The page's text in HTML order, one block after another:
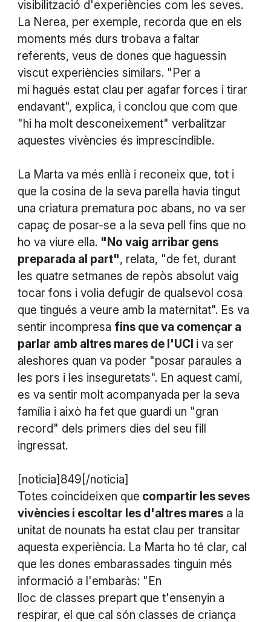
visibilització d'experiències com les seves.
La Nerea, per exemple, recorda que en els
moments més durs trobava a faltar
referents, veus de dones que haguessin
viscut experiències similars. "Per a
mi hagués estat clau per agafar forces i tirar
endavant", explica, i conclou que com que
"hi ha molt desconeixement" verbalitzar
aquestes vivències és imprescindible.
La Marta va més enllà i reconeix que, tot i
que la cosina de la seva parella havia tingut
una criatura prematura poc abans, no va ser
capaç de posar-se a la seva pell fins que no
ho va viure ella. "No vaig arribar gens
preparada al part", relata, "de fet, durant
les quatre setmanes de repòs absolut vaig
tocar fons i volia defugir de qualsevol cosa
que tingués a veure amb la maternitat". Es va
sentir incompresa fins que va començar a
parlar amb altres mares de l'UCI i va ser
aleshores quan va poder "posar paraules a
les pors i les inseguretats". En aquest camí,
es va sentir molt acompanyada per la seva
família i això ha fet que guardi un "gran
record" dels primers dies del seu fill
ingressat.
[noticia]849[/noticia]
Totes coincideixen que compartir les seves
vivències i escoltar les d'altres maresa la
unitat de nounats ha estat clau per transitar
aquesta experiència. La Marta ho té clar, cal
que les dones embarassades tinguin més
informació a l'embaràs: "En
lloc de classes prepart que t'ensenyin a
respirar, el que cal són classes de criança